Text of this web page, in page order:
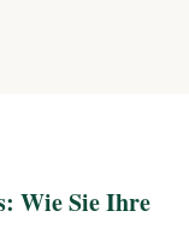
Wie Sie Ihre